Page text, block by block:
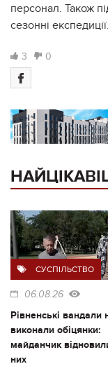
персонал. Також
сезонні експедиції.
3 0
СУСПІЛЬСТВО
06.08.26
Рівненські вандали
виконали обіцянки:
майданчик
них